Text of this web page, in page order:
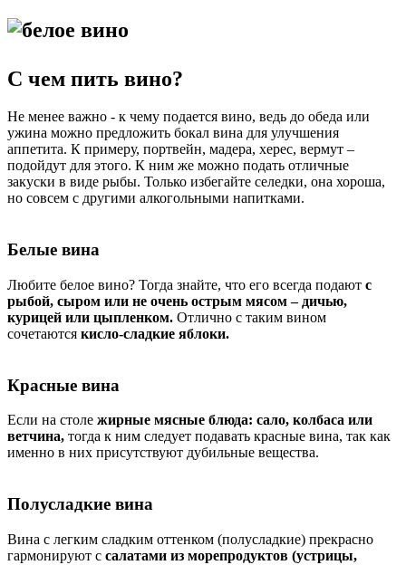
С чем пить вино?
Не менее важно - к чему подается вино, ведь до обеда или
ужина можно предложить бокал вина для улучшения
аппетита. К примеру, портвейн, мадера, херес, вермут –
подойдут для этого. К ним же можно подать отличные
закуски в виде рыбы. Только избегайте селедки, она хороша,
но совсем с другими алкогольными напитками.
Белые вина
Любите белое вино? Тогда знайте, что его всегда подают с
рыбой, сыром или не очень острым мясом – дичью,
курицей или цыпленком. Отлично с таким вином
сочетаются кисло-сладкие яблоки.
Красные вина
Если на столе жирные мясные блюда: сало, колбаса или
ветчина, тогда к ним следует подавать красные вина, так как
именно в них присутствуют дубильные вещества.
Полусладкие вина
Вина с легким сладким оттенком (полусладкие) прекрасно
гармонируют с салатами из морепродуктов (устрицы,